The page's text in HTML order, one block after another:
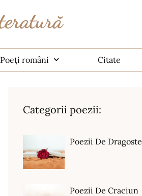
Poeți români Citate
Categorii poezii:
Poezii De Dragoste
Poezii De Craciun